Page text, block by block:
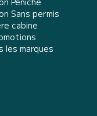
Sans permis
cabine
les marques